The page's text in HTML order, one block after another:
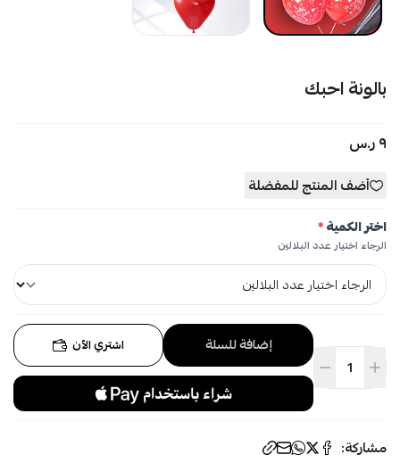
بالونة احبك
٩ ر.س
أضف المنتج للمفضلة
اختر الكمية*
الرجاء اختيار عدد البلالين
إضافة للسلة اشتري الآن
مشاركة: